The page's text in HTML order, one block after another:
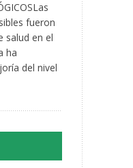
fueron
salud en el
ha
del nivel